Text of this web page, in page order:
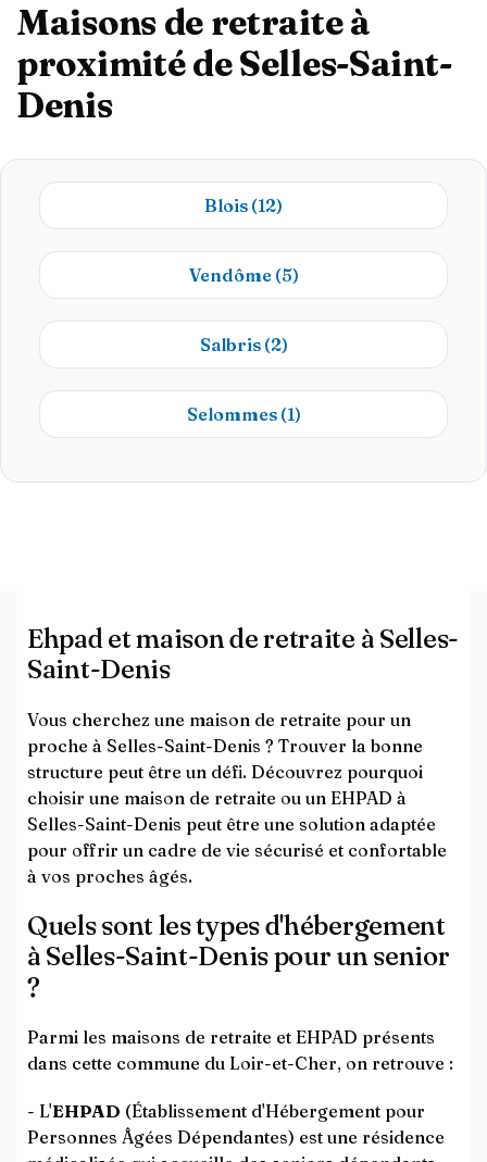
Maisons de retraite à
proximité de Selles-Saint-
Denis
Blois (12)
Vendôme (5)
Salbris (2)
Selommes (1)
Ehpad et maison de retraite à Selles-
Saint-Denis
Vous cherchez une maison de retraite pour un
proche à Selles-Saint-Denis ? Trouver la bonne
structure peut être un défi. Découvrez pourquoi
choisir une maison de retraite ou un EHPAD à
Selles-Saint-Denis peut être une solution adaptée
pour offrir un cadre de vie sécurisé et confortable
à vos proches âgés.
Quels sont les types d'hébergement
à Selles-Saint-Denis pour un senior
?
Parmi les maisons de retraite et EHPAD présents
dans cette commune du Loir-et-Cher, on retrouve :
- L'EHPAD (Établissement d'Hébergement pour
Personnes Âgées Dépendantes) est une résidence